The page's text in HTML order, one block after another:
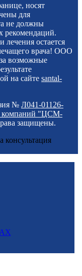
носят
для
не должны
рекомендаций.
лечения остается
врача! ООО
возможные
на сайте santal-
№ Л041-01126-
компаний "ЦСМ-
защищены.
консультация